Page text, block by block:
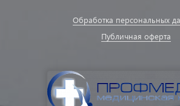
Обработка персональных
Публичная оферта